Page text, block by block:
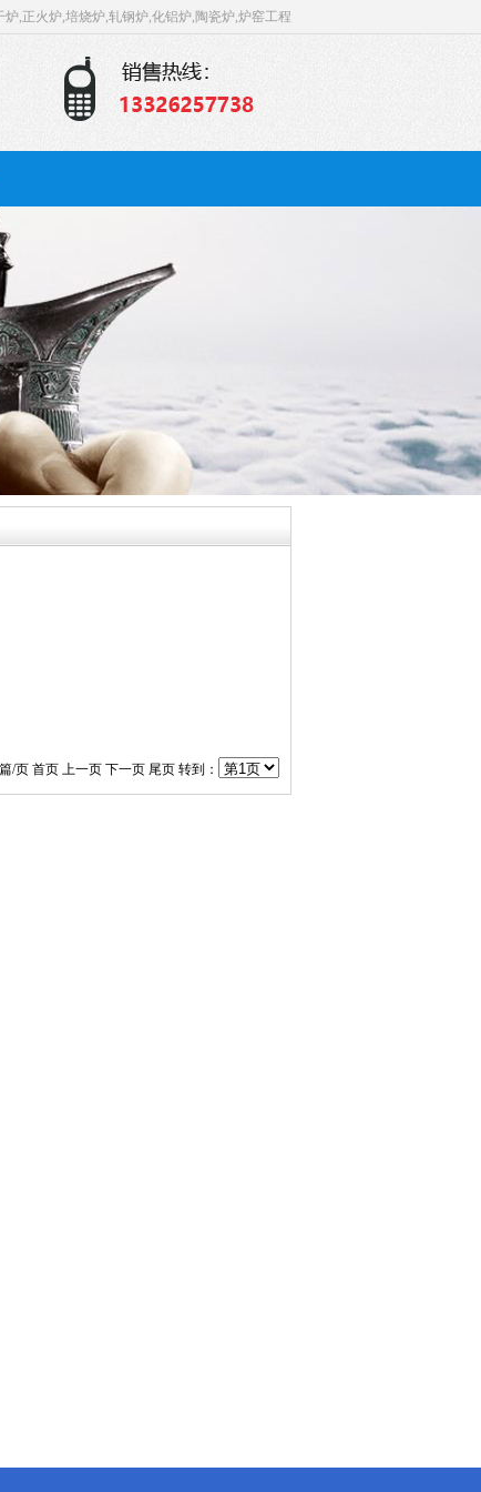
,正火炉,培烧炉,轧钢炉,化铝炉,陶瓷炉,炉窑工程
篇/页 首页 上一页 下一页 尾页 转到：